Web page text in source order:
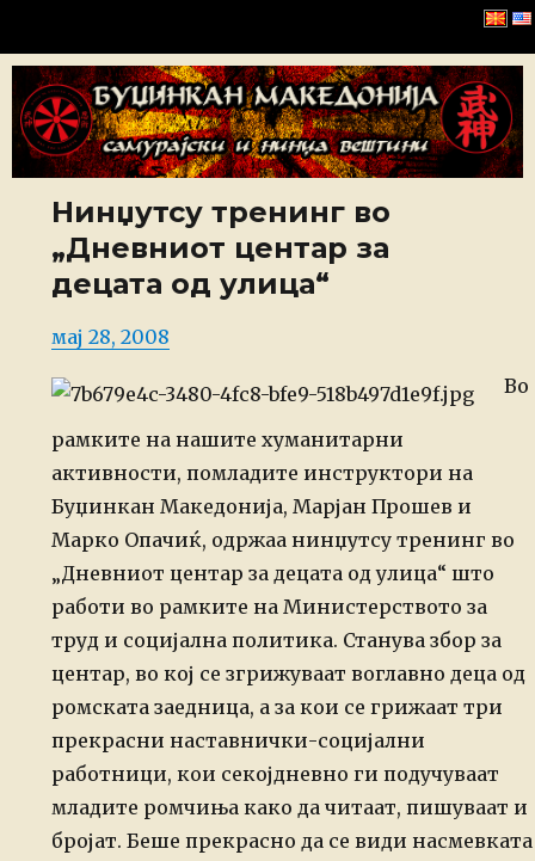
Буџинкан Македонија
Нинџутсу тренинг во
„Дневниот центар за
децата од улица“
Posted
мај 28, 2008
Во
рамките на нашите хуманитарни
активности, помладите инструктори на
Буџинкан Македонија, Марјан Прошев и
Марко Опачиќ, одржаа нинџутсутренинг во
„Дневниот центар за децата од улица“ што
работи во рамките на Министерството за
труд и социјална политика. Станува збор за
центар, во кој се згрижуваат воглавно деца од
ромскатазаедница, а за кои се грижаат три
прекрасни наставнички-социјални
работници, кои секојдневно ги подучуваат
младите ромчиња како дачитаат, пишуваат и
бројат. Беше прекрасно да се види насмевката